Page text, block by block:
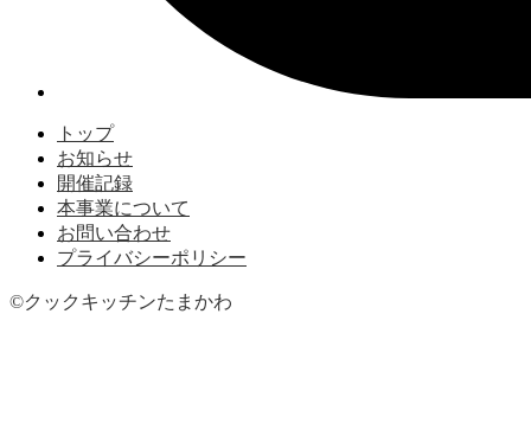
トップ
お知らせ
開催記録
本事業について
お問い合わせ
プライバシーポリシー
©︎クックキッチンたまかわ